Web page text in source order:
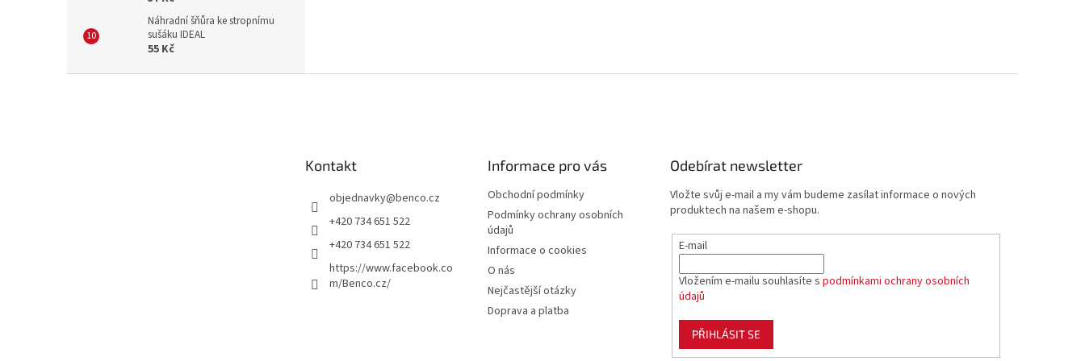
Náhradní šňůra ke stropnímu
sušáku IDEAL
55 Kč
Kontakt
objednavky@benco.cz
+420 734 651 522
+420 734 651 522
https://www.facebook.co
m/Benco.cz/
Informace pro vás
Obchodní podmínky
Podmínky ochrany osobních
údajů
Informace o cookies
O nás
Nejčastější otázky
Doprava a platba
Odebírat newsletter
Vložte svůj e-mail a my vám budeme zasílat informace o nových
produktech na našem e-shopu.
E-mail
Vložením e-mailu souhlasíte spodmínkami ochrany osobních
údajů
PŘIHLÁSIT SE